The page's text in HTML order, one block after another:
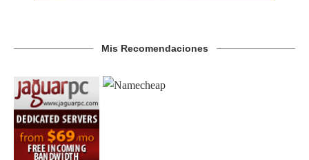
Mis Recomendaciones